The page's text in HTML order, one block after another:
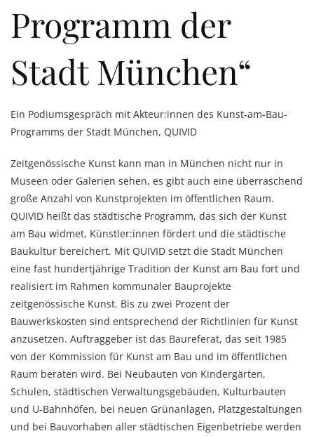
Programm der
Stadt München“
Ein Podiumsgespräch mit Akteur:innen des Kunst-am-Bau-
Programms der Stadt München, QUIVID
Zeitgenössische Kunst kann man in München nicht nur in
Museen oder Galerien sehen, es gibt auch eine überraschend
große Anzahl von Kunstprojekten im öffentlichen Raum.
QUIVID heißt das städtische Programm, das sich der Kunst
am Bau widmet, Künstler:innen fördert und die städtische
Baukultur bereichert. Mit QUIVID setzt die Stadt München
eine fast hundertjährige Tradition der Kunst am Bau fort und
realisiert im Rahmen kommunaler Bauprojekte
zeitgenössische Kunst. Bis zu zwei Prozent der
Bauwerkskosten sind entsprechend der Richtlinien für Kunst
anzusetzen. Auftraggeber ist das Baureferat, das seit 1985
von der Kommission für Kunst am Bau und im öffentlichen
Raum beraten wird. Bei Neubauten von Kindergärten,
Schulen, städtischen Verwaltungsgebäuden, Kulturbauten
und U-Bahnhöfen, bei neuen Grünanlagen, Platzgestaltungen
und bei Bauvorhaben aller städtischen Eigenbetriebe werden